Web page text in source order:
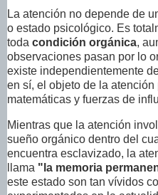
La atención no depende de
o estado psicológico. Es
toda condición orgánica,
observaciones pasan por lo
existe independientemente
en sí, el objeto de la
matemáticas y fuerzas de
Mientras que la atención
sueño orgánico dentro del
encuentra esclavizado, la
llama "la memoria
este estado son tan vívidos